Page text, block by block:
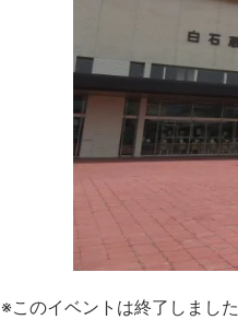
※このイベントは終了しました